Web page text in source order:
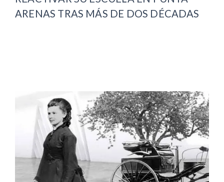
ARENAS TRAS MÁS DE DOS DÉCADAS